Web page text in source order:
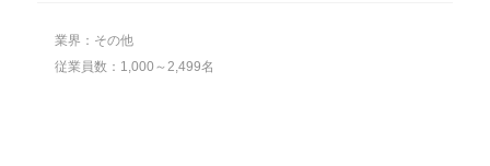
業界：その他
従業員数：1,000～2,499名